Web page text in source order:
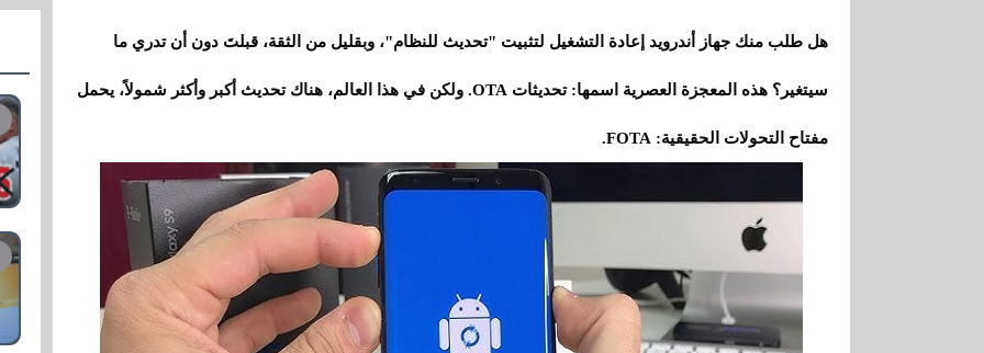
هل طلب منك جهاز أندرويد إعادة التشغيل لتثبيت "تحديث للنظام"، وبقليل من الثقة، قبلتَ دون أن تدري ما
سيتغير؟ هذه المعجزة العصرية اسمها: تحديثات OTA. ولكن في هذا العالم، هناك تحديث أكبر وأكثر شمولاً، يحمل
مفتاح التحولات الحقيقية: FOTA.